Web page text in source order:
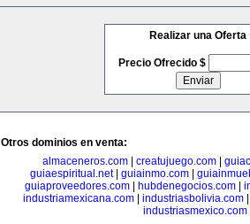
Realizar una Oferta
Precio Ofrecido $
Otros dominios en venta:
almaceneros.com
creatujuego.com
guiaespiritual.net| guiainmo.com
guiaproveedores.com
hubdenegocios.com
industriamexicana.com| industriasbolivia.com
industriasmexico.com